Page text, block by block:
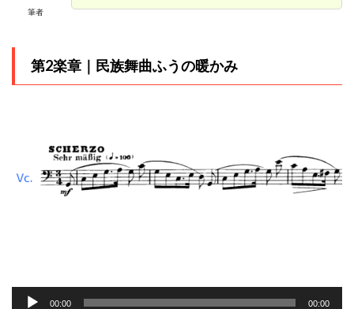
筆者
第2楽章｜民族舞曲ふうの暖かみ
00:00 00:00